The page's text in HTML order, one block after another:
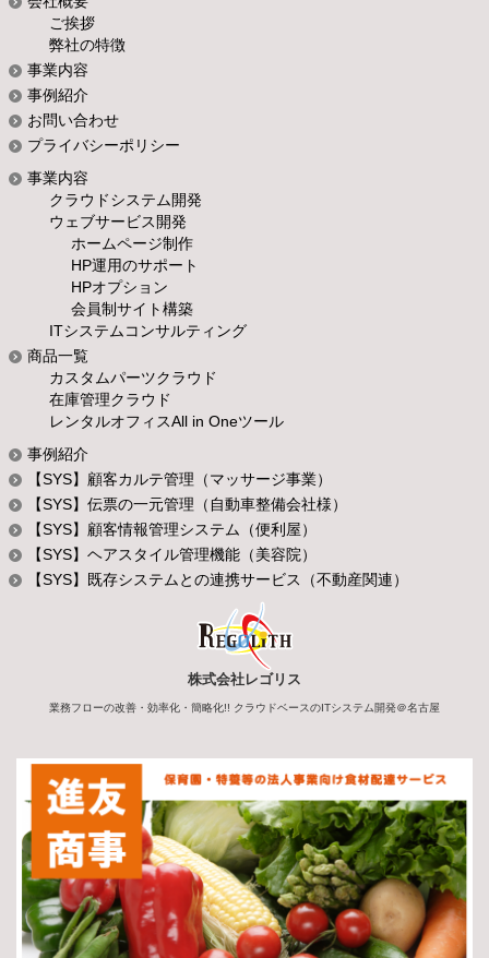
ご挨拶
弊社の特徴
事業内容
事例紹介
お問い合わせ
プライバシーポリシー
事業内容
クラウドシステム開発
ウェブサービス開発
ホームページ制作
HP運用のサポート
HPオプション
会員制サイト構築
ITシステムコンサルティング
商品一覧
カスタムパーツクラウド
在庫管理クラウド
レンタルオフィスAll in Oneツール
事例紹介
【SYS】顧客カルテ管理（マッサージ事業）
【SYS】伝票の一元管理（自動車整備会社様）
【SYS】顧客情報管理システム（便利屋）
【SYS】ヘアスタイル管理機能（美容院）
【SYS】既存システムとの連携サービス（不動産関連）
株式会社レゴリス
業務フローの改善・効率化・簡略化!! クラウドベースのITシステム開発＠名古屋